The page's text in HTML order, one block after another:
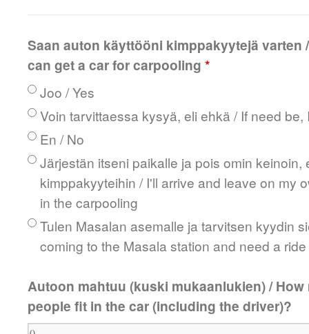
Saan auton käyttööni kimppakyytejä varten
can get a car for carpooling *
Joo / Yes
Voin tarvittaessa kysyä, eli ehkä / If need
En / No
Järjestän itseni paikalle ja pois omin keinoin,
kimppakyyteihin / I'll arrive and leave on my
in the carpooling
Tulen Masalan asemalle ja tarvitsen kyydin
coming to the Masala station and need a
Autoon mahtuu (kuski mukaanlukien) / How
people fit in the car (including the driver)?